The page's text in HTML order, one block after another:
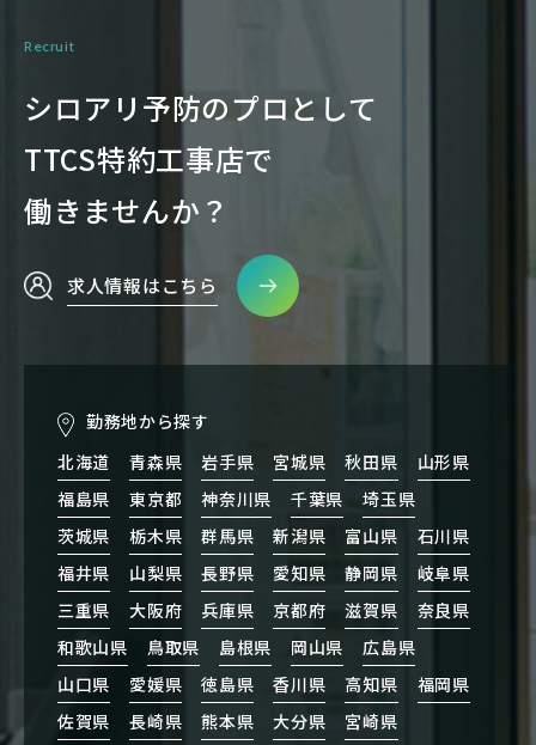
Recruit
シロアリ予防のプロとして
TTCS特約工事店で
働きませんか？
求人情報はこちら
勤務地から探す
北海道
青森県 岩手県 宮城県 秋田県
山形県
福島県
東京都 神奈川県 千葉県
埼玉県
茨城県
栃木県 群馬県 新潟県 富山県
石川県
福井県
山梨県 長野県 愛知県 静岡県
岐阜県
三重県
大阪府 兵庫県 京都府 滋賀県
奈良県
和歌山県
鳥取県 島根県 岡山県
広島県
山口県
愛媛県 徳島県 香川県 高知県
福岡県
佐賀県
長崎県 熊本県 大分県
宮崎県